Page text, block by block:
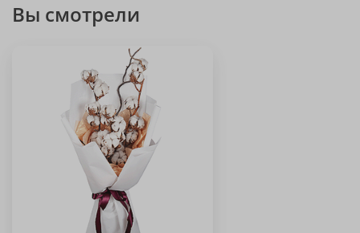
Вы смотрели